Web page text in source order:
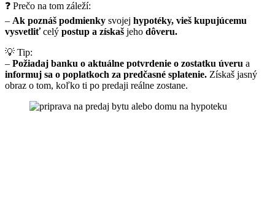
❓ Prečo na tom záleží:
– Ak poznáš podmienky svojej hypotéky, vieš kupujúcemu
vysvetliťcelý postup a získaš jeho dôveru.
💡 Tip:
– Požiadaj banku o aktuálne potvrdenie o zostatku úveru a
informuj sa o poplatkoch za predčasné splatenie. Získaš jasný
obraz o tom, koľko ti po predaji reálne zostane.